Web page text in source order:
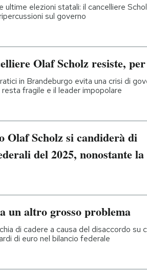
ultime elezioni statali: il cancelliere
sul governo
Olaf Scholz resiste,
in Brandeburgo evita una crisi di
fragile e il leader impopolare
Olaf Scholz si candiderà di
del 2025, nonostante la
un altro grosso problema
di cadere a causa del disaccordo su
di euro nel bilancio federale